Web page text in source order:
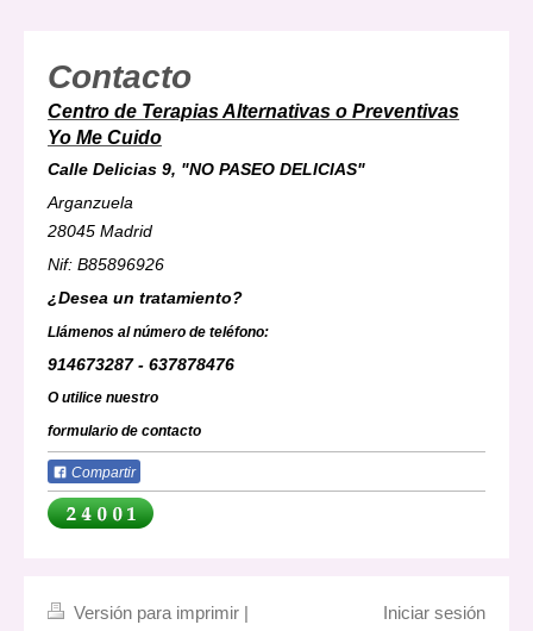
Contacto
Centro de Terapias Alternativas o Preventivas
Yo Me Cuido
Calle Delicias 9, "NO PASEO DELICIAS"
Arganzuela
28045 Madrid
Nif: B85896926
¿Desea un tratamiento?
Llámenos al número de teléfono:
914673287 - 637878476
O utilice nuestro
formulario de contacto
Compartir
Versión para imprimir |
Iniciar sesión